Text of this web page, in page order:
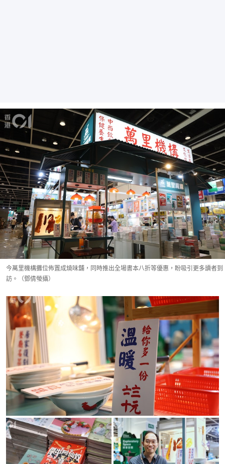
今萬里機構攤位佈置成燒味舖，同時推出全場書本八折等優惠，盼吸引更多讀者到
訪。（鄧倩螢攝）